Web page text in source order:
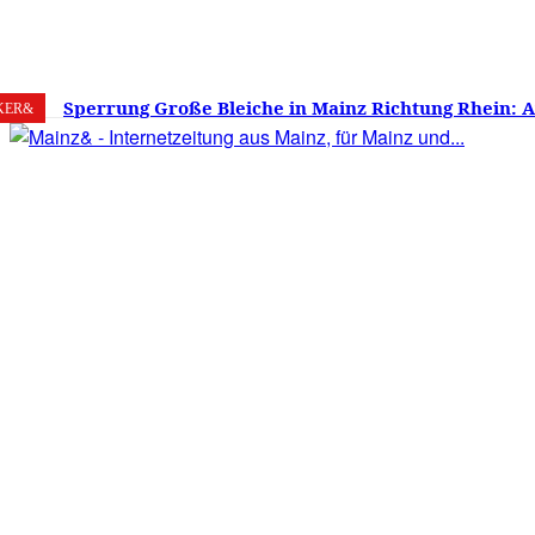
7. August 2026 22.6 Mainz
Sperrung Große Bleiche in Mainz Richtung Rhein:
verwirrt, Mainzer stinksauer – Haben die Mainzer